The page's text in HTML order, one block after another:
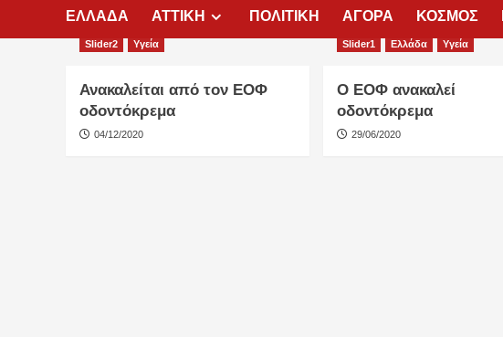
ΕΛΛΑΔΑ ΑΤΤΙΚΗ ΠΟΛΙΤΙΚΗ ΑΓΟΡΑ ΚΟΣΜΟΣ
Slider2 Υγεία
Ανακαλείται από τον ΕΟΦ
οδοντόκρεμα
04/12/2020
Slider1 Ελλάδα Υγεία
Ο ΕΟΦ ανακαλεί
οδοντόκρεμα
29/06/2020